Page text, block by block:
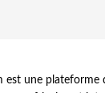
est une plateforme